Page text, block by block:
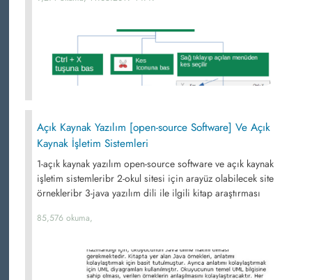
Açık Kaynak Yazılım [open-source Software] Ve Açık
Kaynak İşletim Sistemleri
1-açık kaynak yazılım open-source software ve açık kaynak
işletim sistemleribr 2-okul sitesi için arayüz olabilecek site
örnekleribr 3-java yazılım dili ile ilgili kitap araştırması
85,576 okuma,